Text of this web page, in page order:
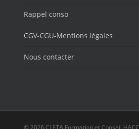
Rappel conso
CGV-CGU-Mentions légales
Nous contacter